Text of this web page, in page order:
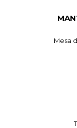
Mesa